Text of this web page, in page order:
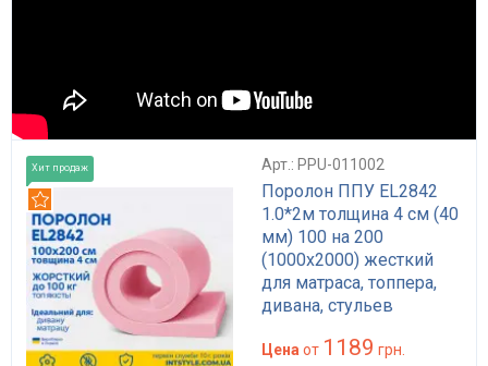
Хит продаж Арт.: PPU-011002
Поролон ППУ EL2842
1.0*2м толщина 4 см (40
мм) 100 на 200
(1000х2000) жесткий
для матраса, топпера,
дивана, стульев
Цена от 1189 грн.